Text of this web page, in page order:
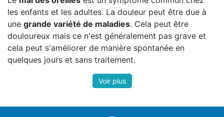
les enfants et les adultes. La douleur peut être due à
une grande variété de maladies. Cela peut être
douloureux mais ce n'est généralement pas grave et
cela peut s'améliorer de manière spontanée en
quelques jours et sans traitement.